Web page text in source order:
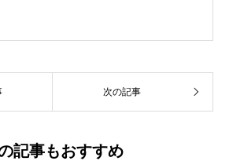
次の記事
記事もおすすめ